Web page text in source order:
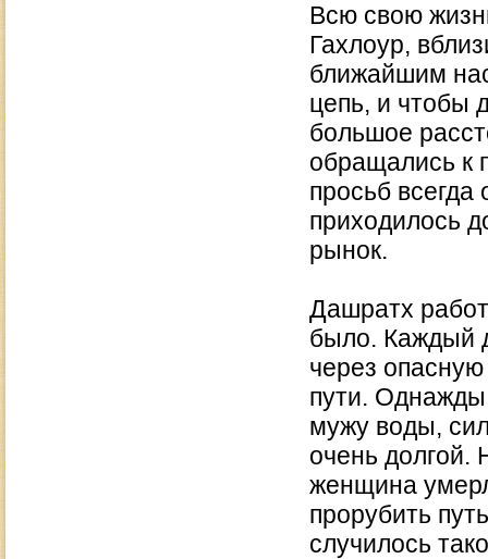
Всю свою
Гахлоур,
ближайшим
цепь, и чтобы
большое
обращались к
просьб
приходилось
рынок.
Дашратх
было. Каждый
через
пути. Однажды
мужу воды,
очень долгой.
женщина
прорубить
случилось